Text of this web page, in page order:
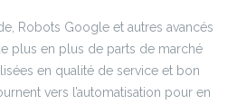
Robots Google et autres avancés
plus en plus de parts de marché
en qualité de service et bon
vers l’automatisation pour en